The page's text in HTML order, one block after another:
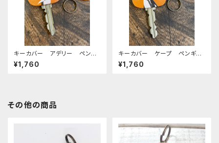
キーカバー アデリー ペンギ
ン CAMEL キャメル 栃木
レザー
¥1,760
キーカバー ケープ ペンギ
ン CAMEL キャメル 栃木
レザー
¥1,760
その他の商品